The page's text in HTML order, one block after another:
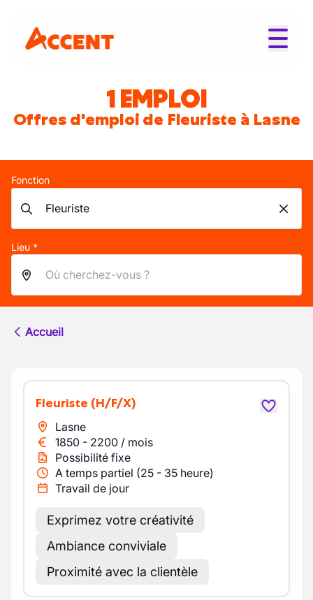
1 EMPLOI
Offres d'emploi de Fleuriste à Lasne
Fonction
Lieu *
Accueil
Fleuriste (H/F/X)
Lasne
1850 - 2200 / mois
Possibilité fixe
A temps partiel (25 - 35 heure)
Travail de jour
Exprimez votre créativité
Ambiance conviviale
Proximité avec la clientèle